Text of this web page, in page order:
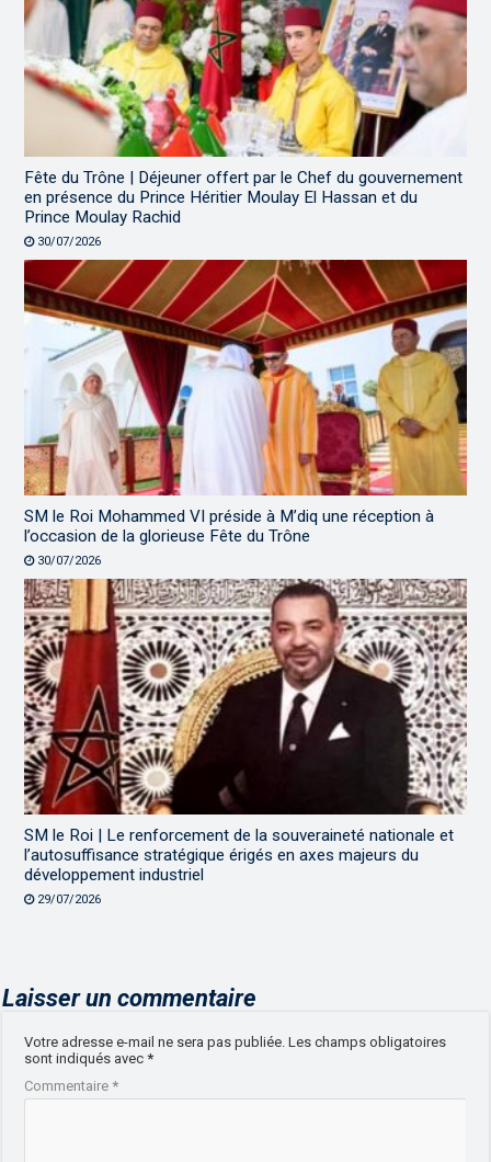
Fête du Trône | Déjeuner offert par le Chef du gouvernement
en présence du Prince Héritier Moulay El Hassan et du
Prince Moulay Rachid
30/07/2026
SM le Roi Mohammed VI préside à M’diq une réception à
l’occasion de la glorieuse Fête du Trône
30/07/2026
SM le Roi | Le renforcement de la souveraineté nationale et
l’autosuffisance stratégique érigés en axes majeurs du
développement industriel
29/07/2026
Laisser un commentaire
Votre adresse e-mail ne sera pas publiée. Les champs obligatoires
sont indiqués avec*
Commentaire*